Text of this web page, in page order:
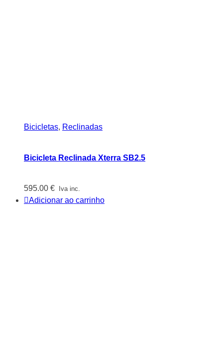
Bicicletas, Reclinadas
Bicicleta Reclinada Xterra SB2.5
595.00 € Iva inc.
Adicionar ao carrinho